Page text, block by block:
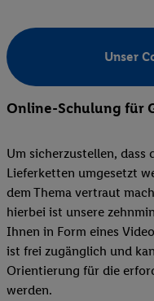
Unser
Online-Schulung für
Um sicherzustellen, dass
Lieferketten umgesetzt
dem Thema vertraut
hierbei ist unsere
Ihnen in Form eines
ist frei zugänglich und
Orientierung für die
werden.